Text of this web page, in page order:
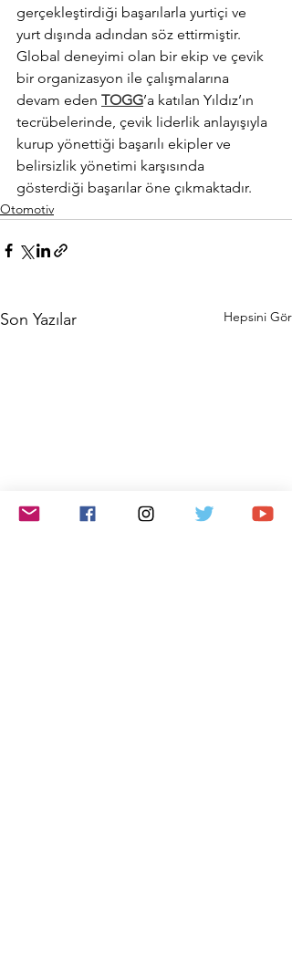
gerçekleştirdiği başarılarla yurtiçi ve
yurt dışında adından söz ettirmiştir.
Global deneyimi olan bir ekip ve çevik
bir organizasyon ile çalışmalarına
devam eden TOGG’a katılan Yıldız’ın
tecrübelerinde, çevik liderlik anlayışıyla
kurup yönettiği başarılı ekipler ve
belirsizlik yönetimi karşısında
gösterdiği başarılar öne çıkmaktadır.
Otomotiv
Son Yazılar Hepsini Gör